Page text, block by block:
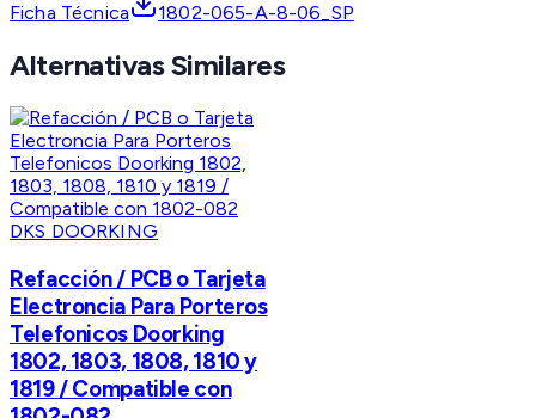
Ficha Técnica 1802-065-A-8-06_SP
Alternativas Similares
DKS DOORKING
Refacción / PCB o Tarjeta
Electroncia Para Porteros
Telefonicos Doorking
1802, 1803, 1808, 1810 y
1819 / Compatible con